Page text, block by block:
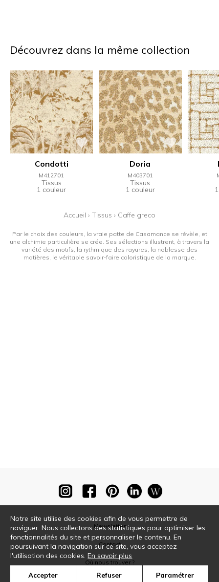
Découvrez dans la même collection
Condotti
M412701
Tissus
1 couleur
Doria
M403701
Tissus
1 couleur
Accueil › Tissus › Caffe greco
Par le choix des couleurs, la vraie patte de Casamance se révèle, et
une alchimie particulière se crée. Ses sélections illustrent, à travers la
variété des motifs, la rythmique des rayures, la noblesse des
matières, le véritable savoir-faire coloristique de la marque.
Newsletter
Contact
Où nous trouver ?
Notre site utilise des cookies afin de vous permettre de
naviguer. Nous collectons des statistiques pour optimiser les
fonctionnalités du site et personnaliser le contenu. En
poursuivant la navigation sur ce site, vous acceptez
l'utilisation des cookies.En savoir plus
Accepter Refuser Paramétrer